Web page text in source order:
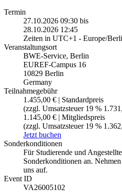
Termin
27.10.2026 09:30 bis
28.10.2026 12:45
Zeiten in UTC+1 - Europe/
Veranstaltungsort
BWE-Service, Berlin
EUREF-Campus 16
10829 Berlin
Germany
Teilnahmegebühr
1.455,00 € | Standardpreis
(zzgl. Umsatzsteuer 19 %
1.145,00 € | Mitgliedspreis
(zzgl. Umsatzsteuer 19 %
Jetzt buchen
Sonderkonditionen
Für Studierende und
Sonderkonditionen an.
uns auf.
Event ID
VA26005102